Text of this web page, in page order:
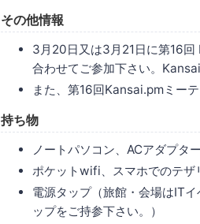
その他情報
3月20日又は3月21日に第16回
合わせてご参加下さい。
また、第16回Kansai.pmミー
持ち物
ノートパソコン、ACアダプター
ポケットwifi、スマホでのテザ
電源タップ（旅館・会場はIT
ップをご持参下さい。）